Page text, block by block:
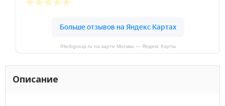
IHerbgroup.ru на карте Москвы — Яндекс Карты
Описание